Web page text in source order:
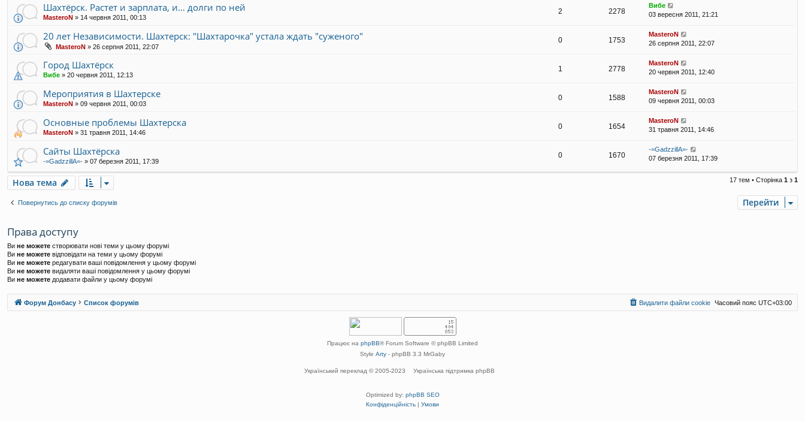
Шахтёрск. Растет и зарплата, и… долги по ней
MasteroN » 14 червня 2011, 00:13
2 2278
Вибе
03 вересня 2011, 21:21
20 лет Независимости. Шахтерск: "Шахтарочка" устала ждать "суженого"
MasteroN » 26 серпня 2011, 22:07
0 1753
MasteroN
26 серпня 2011, 22:07
Город Шахтёрск
Вибе » 20 червня 2011, 12:13
1 2778
MasteroN
20 червня 2011, 12:40
Мероприятия в Шахтерске
MasteroN » 09 червня 2011, 00:03
0 1588
MasteroN
09 червня 2011, 00:03
Основные проблемы Шахтерска
MasteroN » 31 травня 2011, 14:46
0 1654
MasteroN
31 травня 2011, 14:46
Сайты Шахтёрска
-=GadzzillA=- » 07 березня 2011, 17:39
0 1670
-=GadzzillA=-
07 березня 2011, 17:39
Нова тема 17 тем • Сторінка 1 з 1
Повернутись до списку форумів Перейти
Права доступу
Ви не можете створювати нові теми у цьому форумі
Ви не можете відповідати на теми у цьому форумі
Ви не можете редагувати ваші повідомлення у цьому форумі
Ви не можете видаляти ваші повідомлення у цьому форумі
Ви не можете додавати файли у цьому форумі
Форум Донбасу Список форумів Часовий пояс UTC+03:00
Видалити файли cookie
Працює на phpBB® Forum Software © phpBB Limited
Style Arty - phpBB 3.3 MrGaby
Український переклад © 2005-2023 Українська підтримка phpBB
Optimized by: phpBB SEO
Конфіденційність | Умови